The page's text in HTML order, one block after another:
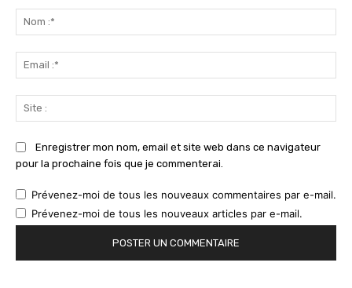
:*
:*
:
Enregistrer mon nom, email et site web dans ce navigateur
pour la prochaine fois que je commenterai.
Prévenez-moi de tous les nouveaux commentaires par e-mail.
Prévenez-moi de tous les nouveaux articles par e-mail.